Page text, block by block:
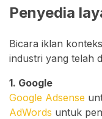
Penyedia
Bicara iklan
industri yang telah
1. Google
Google Adsense
AdWords untuk